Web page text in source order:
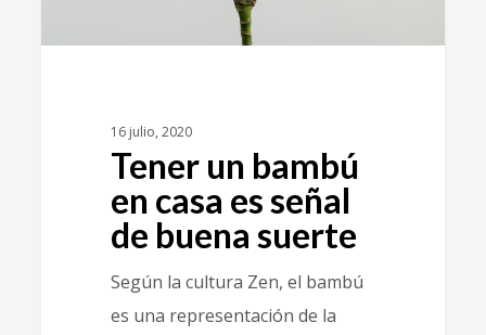
16 julio, 2020
Tener un bambú
en casa es señal
de buena suerte
Según la cultura Zen, el bambú
es una representación de la